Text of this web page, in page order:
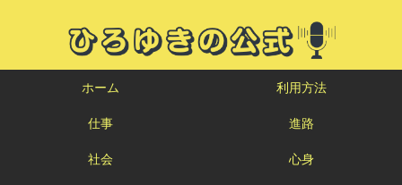
ホーム 利用方法
仕事 進路
社会 心身